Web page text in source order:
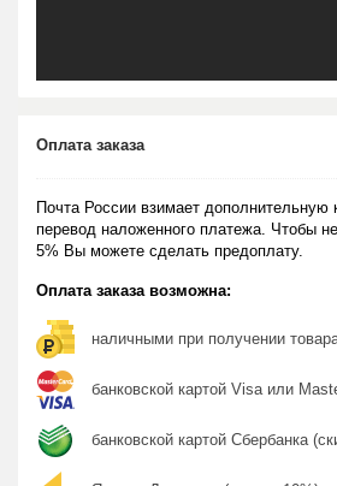
Оплата заказа
Почта России взимает дополнительную
перевод наложенного платежа. Чтобы
5% Вы можете сделать предоплату.
Оплата заказа возможна:
наличными при получении
банковской картой Visa или
банковской картой Сбербанка